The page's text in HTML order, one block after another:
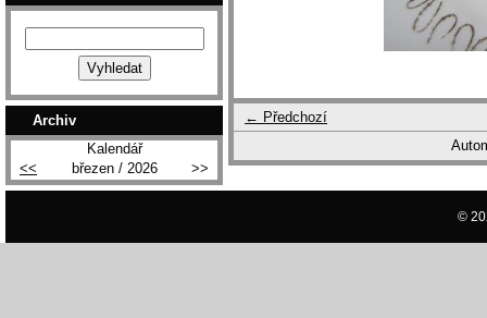
← Předchozí
Archiv
Kalendář
<<
březen / 2026 >>
©